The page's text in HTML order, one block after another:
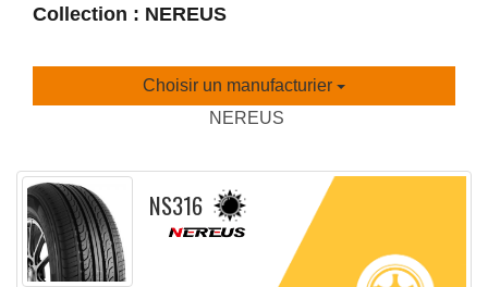
Collection : NEREUS
Choisir un manufacturier
NEREUS
NS316